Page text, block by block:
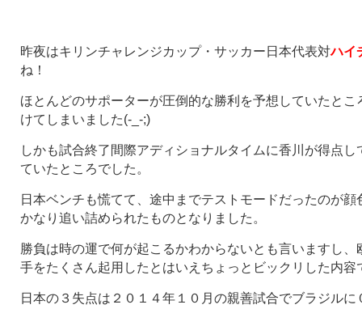
昨夜はキリンチャレンジカップ・サッカー日本代表対ハイ
ね！
ほとんどのサポーターが圧倒的な勝利を予想していたとこ
けてしまいました(-_-;)
しかも試合終了間際アディショナルタイムに香川が得点
ていたところでした。
日本ベンチも慌てて、途中までテストモードだったのが
かなり追い詰められたものとなりました。
勝負は時の運で何が起こるかわからないとも言いますし、
手をたくさん起用したとはいえちょっとビックリした内容
日本の３失点は２０１４年１０月の親善試合でブラジルに